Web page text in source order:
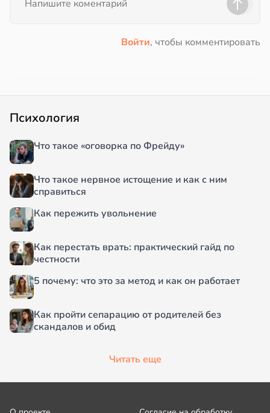
Войти, чтобы комментировать
Психология
Что такое «оговорка по Фрейду»
Что такое нервное истощение и как с ним
справиться
Как пережить увольнение
Как перестать врать: практический гайд по
честности
5 почему: что это за метод и как он работает
Как пройти сепарацию от родителей без
скандалов и обид
Читать еще